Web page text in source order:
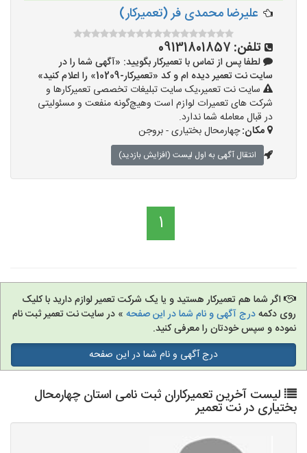
علیرضا محمدی فر (تعمیرکار)
تلفن: 09131801857
لطفا پس از تماس با تعمیرکار بگویید: «آگهی شما را در
سایت نت تعمیر دیده ام و کد «تعمیرکار-10209» را اعلام کنید»
سایت نت تعمیر،یک سایت تبلیغات تخصصی تعمیرکارها و
شرکت های تعمیرات لوازم است وهیچ‌گونه منفعت و مسئولیتی
در قبال معامله شما ندارد.
مکان:چهارمحال بختیاری - بروجن
انتقال آگهی به اول لیست (افزایش بازدید)
1
اگر شما هم تعمیرکار هستید و یا یک شرکت تعمیر لوازم دارید با کلیک
روی دکمهدرج آگهی و نام شما در این صفحه » در سایت نت تعمیر ثبت نام
نموده و سپس خودتان را معرفی کنید.
درج آگهی و نام شما در این صفحه
لیست آخرین تعمیرکاران ثبت نامی استان چهارمحال
بختیاری در نت تعمیر